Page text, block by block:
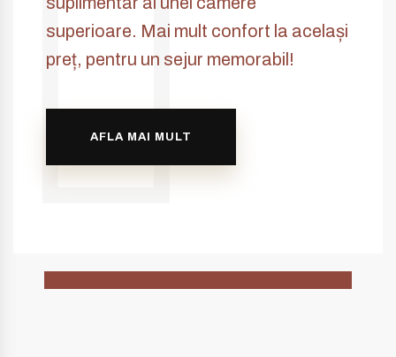
superioare. Mai mult confort la același
preț, pentru un sejur memorabil!
AFLA MAI MULT